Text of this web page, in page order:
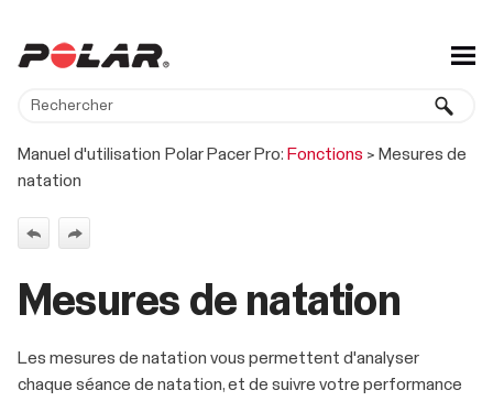
Passer au contenu principal
Manuel d'utilisation Polar Pacer Pro: Fonctions > Mesures de
natation
Mesures de natation
Les mesures de natation vous permettent d'analyser
chaque séance de natation, et de suivre votre performance